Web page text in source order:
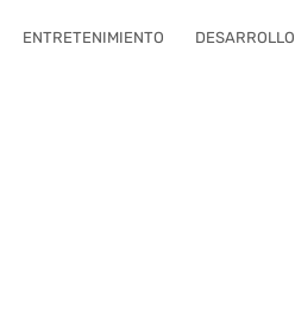
ENTRETENIMIENTO DESARROLLO